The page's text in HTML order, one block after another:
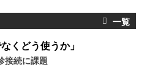
くどう使うか」
接続に課題